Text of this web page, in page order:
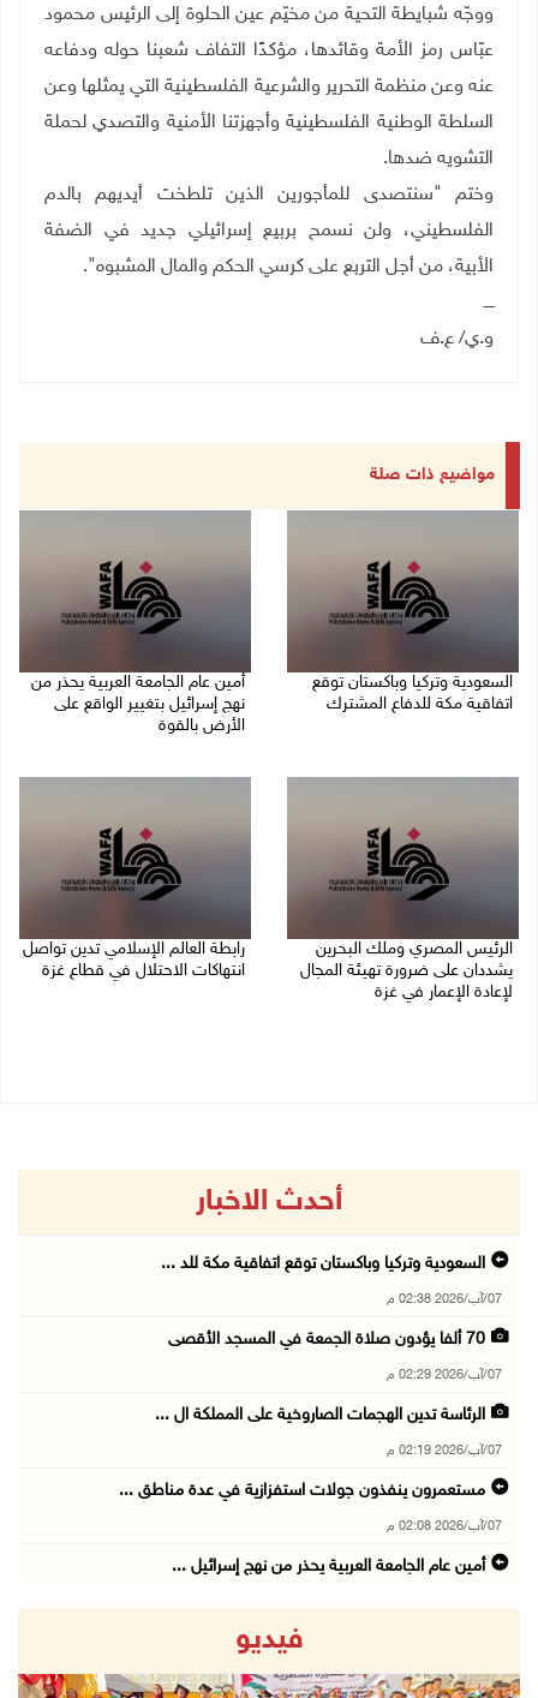
ووجّه شبايطة التحية من مخيّم عين الحلوة إلى الرئيس محمود
عبّاس رمز الأمة وقائدها، مؤكدًا التفاف شعبنا حوله ودفاعه
عنه وعن منظمة التحرير والشرعية الفلسطينية التي يمثلها وعن
السلطة الوطنية الفلسطينية وأجهزتنا الأمنية والتصدي لحملة
التشويه ضدها.
وختم "سنتصدى للمأجورين الذين تلطخت أيديهم بالدم
الفلسطيني، ولن نسمح بربيع إسرائيلي جديد في الضفة
الأبية، من أجل التربع على كرسي الحكم والمال المشبوه".
ــــ
و.ي/ ع.ف
مواضيع ذات صلة
السعودية وتركيا وباكستان توقع
اتفاقية مكة للدفاع المشترك
أمين عام الجامعة العربية يحذر من
نهج إسرائيل بتغيير الواقع على
الأرض بالقوة
الرئيس المصري وملك البحرين
يشددان على ضرورة تهيئة المجال
لإعادة الإعمار في غزة
رابطة العالم الإسلامي تدين تواصل
انتهاكات الاحتلال في قطاع غزة
أحدث الاخبار
السعودية وتركيا وباكستان توقع اتفاقية مكة للد ...
07/آب/2026 02:38 م
70 ألفا يؤدون صلاة الجمعة في المسجد الأقصى
07/آب/2026 02:29 م
الرئاسة تدين الهجمات الصاروخية على المملكة ال ...
07/آب/2026 02:19 م
مستعمرون ينفذون جولات استفزازية في عدة مناطق ...
07/آب/2026 02:08 م
أمين عام الجامعة العربية يحذر من نهج إسرائيل ...
مستعمرون يهاجمون صهريجا للمياه في خلايل اللوز ...
07/آب/2026 01:38 م
فيديو